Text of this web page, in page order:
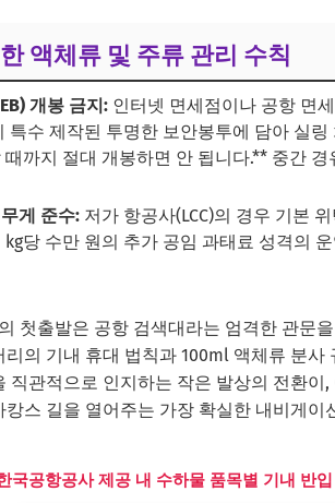
액체류 및 주류 관리 수칙
개봉 금지: 인터넷 면세점이나 공항 면
특수 제작된 투명한 보안봉투에 담아 실
까지 절대 개봉하면 안 됩니다.** 중간
게 준수: 저가 항공사(LCC)의 경우 기본
당 수만 원의 추가 공임 과태료 성격의
첫출발은 공항 검색대라는 엄격한 관문
의 기내 휴대 법칙과 100ml 액체류 분
직관적으로 인지하는 작은 발상의 전환
스 길을 열어주는 가장 확실한 내비게이
국공항공사 제공 내 수하물 품목별 기내 반